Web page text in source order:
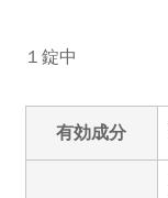
１錠中
有効成分